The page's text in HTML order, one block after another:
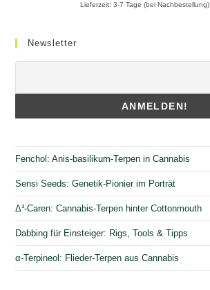
Lieferzeit:3-7 Tage (bei Nachbestellung)
Newsletter
Fenchol: Anis-basilikum-Terpen in Cannabis
Sensi Seeds: Genetik-Pionier im Porträt
Δ³-Caren: Cannabis-Terpen hinter Cottonmouth
Dabbing für Einsteiger: Rigs, Tools & Tipps
α-Terpineol: Flieder-Terpen aus Cannabis